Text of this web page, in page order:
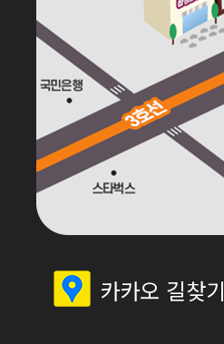
카카오 길찾기